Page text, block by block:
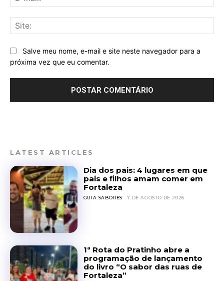
Salve meu nome, e-mail e site neste navegador para a
próxima vez que eu comentar.
LATEST ARTICLES
Dia dos pais: 4 lugares em que
pais e filhos amam comer em
Fortaleza
GUIA SABORES 7 DE AGOSTO DE 2026
1ª Rota do Pratinho abre a
programação de lançamento
do livro “O sabor das ruas de
Fortaleza”